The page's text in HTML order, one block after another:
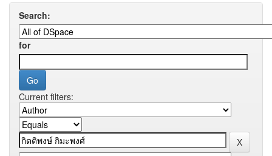
Search:
for
Current filters: